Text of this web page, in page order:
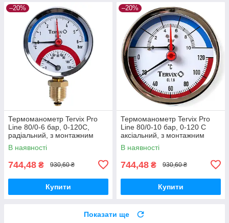
–20%
Термоманометр Tervix Pro
Line 80/0-6 бар, 0-120С,
радіальний, з монтажним
клапаном 1/2"
В наявності
744,48 ₴ 930,60 ₴
Купити
–20%
Термоманометр Tervix Pro
Line 80/0-10 бар, 0-120 С
аксіальний, з монтажним
клапаном 1/2"
В наявності
744,48 ₴ 930,60 ₴
Купити
Показати ще